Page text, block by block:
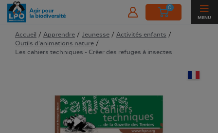
0
MENU
Accueil / Apprendre / Jeunesse / Activités enfants /
Outils d'animations nature /
Les cahiers techniques - Créer des refuges à insectes